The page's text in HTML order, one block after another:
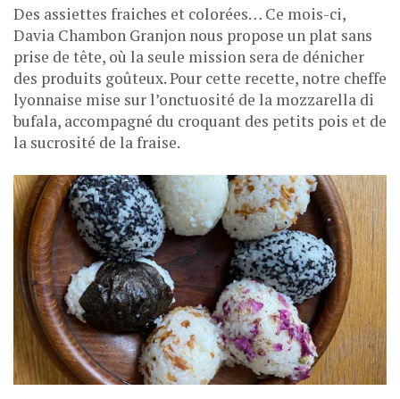
Des assiettes fraiches et colorées… Ce mois-ci,
Davia Chambon Granjon nous propose un plat sans
prise de tête, où la seule mission sera de dénicher
des produits goûteux. Pour cette recette, notre cheffe
lyonnaise mise sur l’onctuosité de la mozzarella di
bufala, accompagné du croquant des petits pois et de
la sucrosité de la fraise.